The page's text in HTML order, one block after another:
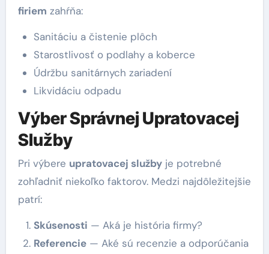
firiem zahŕňa:
Sanitáciu a čistenie plôch
Starostlivosť o podlahy a koberce
Údržbu sanitárnych zariadení
Likvidáciu odpadu
Výber Správnej Upratovacej
Služby
Pri výbere upratovacej službyje potrebné
zohľadniť niekoľko faktorov. Medzi najdôležitejšie
patrí:
Skúsenosti — Aká je história firmy?
Referencie— Aké sú recenzie a odporúčania